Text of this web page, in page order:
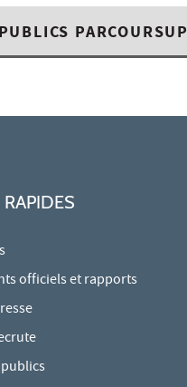
PARCOURSUP
RAPIDES
officiels et rapports